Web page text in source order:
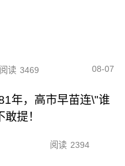
阅读 3469 08-07
年，高市早苗连\"谁
提！
阅读 2394